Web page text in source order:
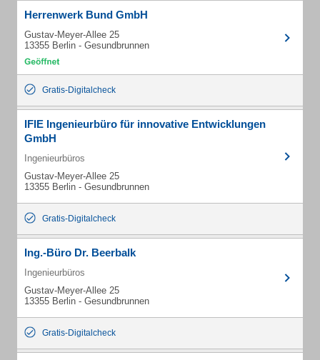
Herrenwerk Bund GmbH
Gustav-Meyer-Allee 25
13355 Berlin - Gesundbrunnen
Gratis-Digitalcheck
IFIE Ingenieurbüro für innovative Entwicklungen
GmbH
Ingenieurbüros
Gustav-Meyer-Allee 25
13355 Berlin - Gesundbrunnen
Gratis-Digitalcheck
Ing.-Büro Dr. Beerbalk
Ingenieurbüros
Gustav-Meyer-Allee 25
13355 Berlin - Gesundbrunnen
Gratis-Digitalcheck